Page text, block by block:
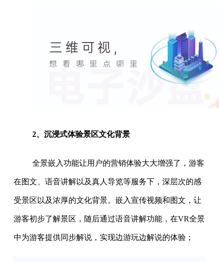
2、沉浸式体验景区文化背景
全景嵌入功能让用户的营销体验大大增强了，游客
在图文、语音讲解以及真人导览等服务下，深层次的感
受景区以及浓厚的文化背景。嵌入宣传视频和图文，让
游客初步了解景区，随后通过语音讲解功能，在VR全景
中为游客提供同步解说，实现边游玩边解说的体验；